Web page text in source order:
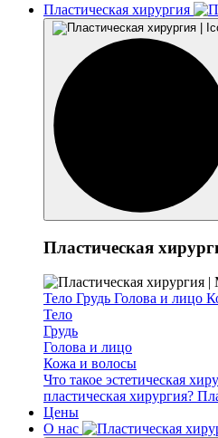
Пластическая хирургия
Пластическая
Тело Грудь Голова и лицо
Тело
Грудь
Голова и лицо
Кожа и волосы
Что такое эстетическая
пластическая хирургия?
Цены
О нас